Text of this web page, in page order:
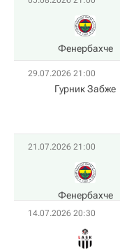
Фенербахче
29.07.2026 21:00
Гурник Забже
21.07.2026 21:00
Фенербахче
14.07.2026 20:30